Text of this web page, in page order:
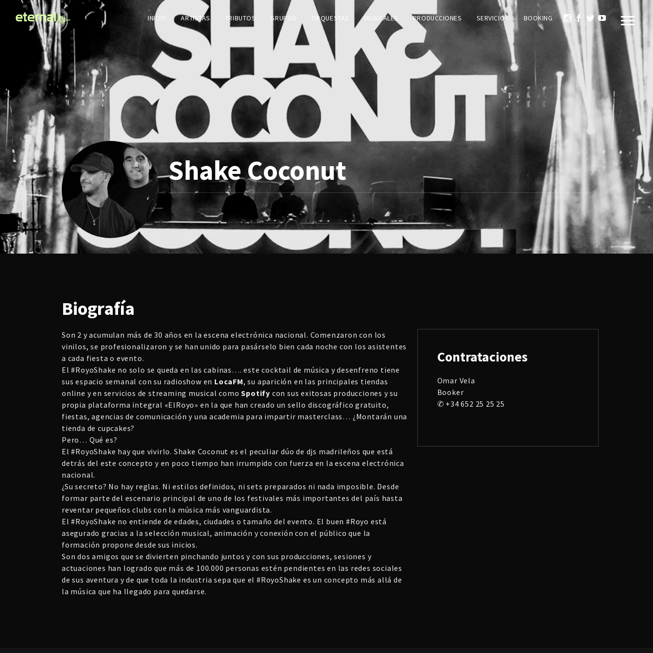
INICIO ARTISTAS TRIBUTOS GRUPOS ORQUESTAS MUSICALES PRODUCCIONES SERVICIOS BOOKING
Shake Coconut
Biografía
Son 2 y acumulan más de 30 años en la escena electrónica nacional. Comenzaron con los
vinilos, se profesionalizaron y se han unido para pasárselo bien cada noche con los asistentes
a cada fiesta o evento.
El #RoyoShake no solo se queda en las cabinas…. este cocktail de música y desenfreno tiene
sus espacio semanal con su radioshow en LocaFM, su aparición en las principales tiendas
online y en servicios de streaming musical comoSpotify con sus exitosas producciones y su
propia plataforma integral «ElRoyo» en la que han creado un sello discográfico gratuito,
fiestas, agencias de comunicación y una academia para impartir masterclass… ¿Montarán una
tienda de cupcakes?
Pero… Qué es?
El #RoyoShake hay que vivirlo. Shake Coconut es el peculiar dúo de djs madrileños que está
detrás del este concepto y en poco tiempo han irrumpido con fuerza en la escena electrónica
nacional.
¿Su secreto? No hay reglas. Ni estilos definidos, ni sets preparados ni nada imposible. Desde
formar parte del escenario principal de uno de los festivales más importantes del país hasta
reventar pequeños clubs con la música más vanguardista.
El #RoyoShake no entiende de edades, ciudades o tamaño del evento. El buen #Royo está
asegurado gracias a la selección musical, animación y conexión con el público que la
formación propone desde sus inicios.
Son dos amigos que se divierten pinchando juntos y con sus producciones, sesiones y
actuaciones han logrado que más de 100.000 personas estén pendientes en las redes sociales
de sus aventura y de que toda la industria sepa que el #RoyoShake es un concepto más allá de
la música que ha llegado para quedarse.
Contrataciones
Omar Vela
Booker
✆ +34 652 25 25 25